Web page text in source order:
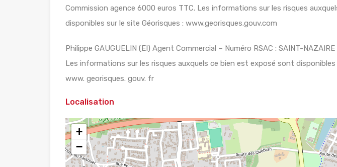
Commission agence 6000 euros TTC. Les informations sur les risques
disponibles sur le site Géorisques : www.georisques.gouv.com
Philippe GAUGUELIN (EI) Agent Commercial – Numéro RSAC : SAINT-
Les informations sur les risques auxquels ce bien est exposé sont disponibles
www. georisques. gouv. fr
Localisation
+
−